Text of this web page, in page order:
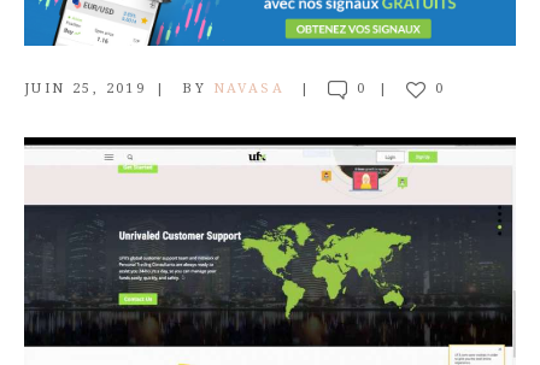
JUIN 25, 2019 BY NAVASA 0 0